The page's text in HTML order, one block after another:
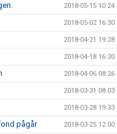
2018-05-15 10:24
2018-05-02 16:30
2018-04-21 19:28
2018-04-18 16:30
2018-04-06 08:26
2018-03-31 08:03
2018-03-28 19:33
pågår 2018-03-25 12:00